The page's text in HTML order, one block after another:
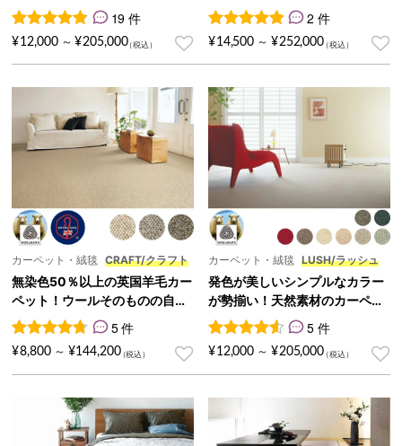
羊毛を使用『MORURU/モル
ル』
19
件の利用者評価に基づく5段階評価のうち、4.89点
19 件
¥12,000 ～ ¥205,000
ールカーペット『PARK/パー
ク』
2
件の利用者評価に基づく5段
2 件
¥14,500 ～ ¥252,000
カーペット・絨毯 CRAFT/クラフト
無染色50％以上の英国羊毛カー
ペット！ウールそのものの自然
素材『CRAFT/クラフト』
5
件の利用者評価に基づく5段階評価のうち、4.80点
5 件
¥8,800 ～ ¥144,200
カーペット・絨毯 LUSH/ラッシュ
発色が美しいシンプルなカラー
が勢揃い！天然素材のカーペッ
ト『LUSH/ラッシュ』
5
件の利用者評価に基づく5段
5 件
¥ 12,000 ～ ¥205,000